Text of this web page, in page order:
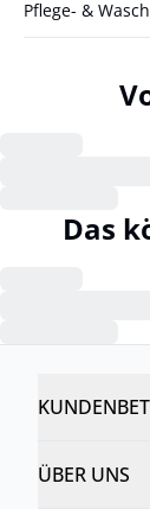
Pflege- &
Das
ÜBER UNS